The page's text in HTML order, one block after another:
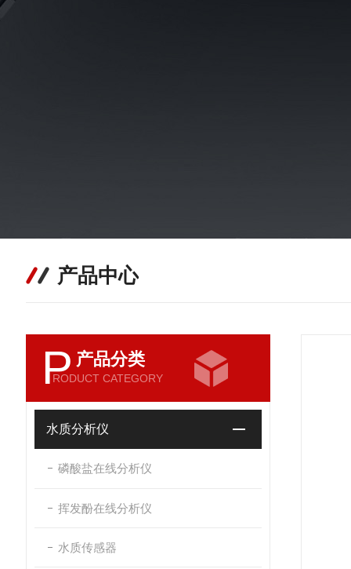
产品中心
P 产品分类
RODUCT CATEGORY
水质分析仪
磷酸盐在线分析仪
挥发酚在线分析仪
水质传感器